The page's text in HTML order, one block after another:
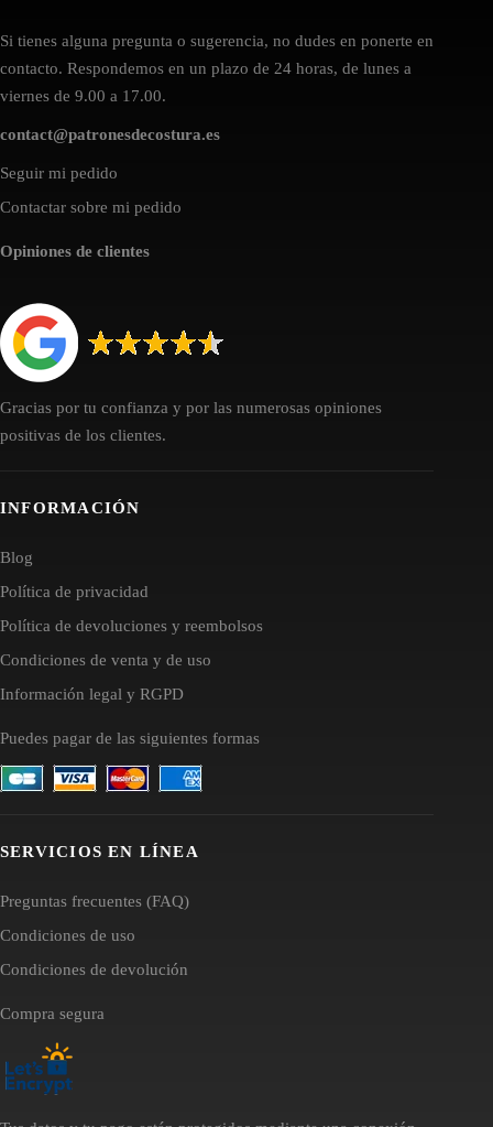
Si tienes alguna pregunta o sugerencia, no dudes en ponerte en
contacto. Respondemos en un plazo de 24 horas, de lunes a
viernes de 9.00 a 17.00.
contact@patronesdecostura.es
Seguir mi pedido
Contactar sobre mi pedido
Opiniones de clientes
Gracias por tu confianza y por las numerosas opiniones
positivas de los clientes.
INFORMACIÓN
Blog
Política de privacidad
Política de devoluciones y reembolsos
Condiciones de venta y de uso
Información legal y RGPD
Puedes pagar de las siguientes formas
SERVICIOS EN LÍNEA
Preguntas frecuentes (FAQ)
Condiciones de uso
Condiciones de devolución
Compra segura